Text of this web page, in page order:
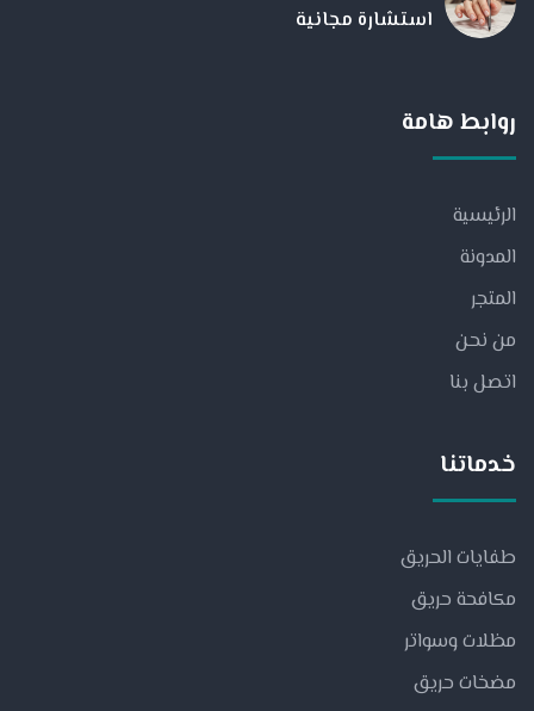
استشارة مجانية
روابط هامة
الرئيسية
المدونة
المتجر
من نحن
اتصل بنا
خدماتنا
طفايات الحريق
مكافحة حريق
مظلات وسواتر
مضخات حريق